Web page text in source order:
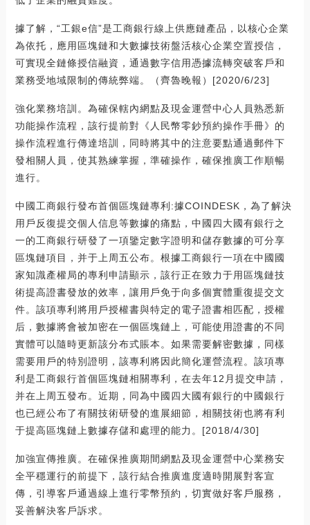
據了解，“工銀e信”是工商銀行線上供應鏈產品，以核心企業
為依托，應用區塊鏈和大數據技術盤活核心企業空置授信，
可實現全鏈條授信融資，通過數字信用憑據流轉突破客戶和
業務受地域限制的傳統弊端。（齊魯晚報）[2020/6/23]
強化業務培訓。為確保轄內網點及現金運營中心人員熟悉新
功能操作流程，該行提前對《人民幣零鈔預約操作手冊》的
操作流程進行傳達培訓，同時將其中的注意要點通過郵件下
發相關人員，使其熟練掌握，準確操作，確保推廣工作順暢
進行。
中國工商銀行發布首個區塊鏈專利:據COINDESK，為了解決
用戶反復提交個人信息等數據的痛點，中國四大國有銀行之
一的工商銀行研發了一項鑒定數字證明和儲存數據的可分享
區塊鏈項目，并于上周五公布。根據工商銀行一項在中國國
家知識產權局的專利申請顯示，該行正在致力于用區塊鏈技
術提高證書發放的效率，讓用戶免于向多個實體重復提交文
件。該項專利將用戶授權書與特定的電子證書相匹配，授權
后，數據將會被加密在一個區塊鏈上，可能使用證書的不同
實體可以隨時更新該分布式賬本。如果需要解密數據，同樣
需要用戶的特別證明，該專利將因此簡化運營流程。該項專
利是工商銀行首個區塊鏈相關專利，在去年12月提交申請，
并在上周五發布。近期，同為中國四大國有銀行的中國銀行
也已經公布了有關技術研發的進展細節，相關技術也將有利
于提高區塊鏈上數據存儲和處理的能力。[2018/4/30]
加強宣傳推廣。在確保推廣期間網點及現金運營中心業務安
全平穩運行的前提下，該行結合推廣進度適時開展對客宣
傳，引導客戶通過線上進行零幣預約，切實做好客戶服務，
妥善解決客戶訴求。